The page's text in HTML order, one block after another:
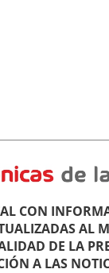
CON
AL
DE LA
A LAS